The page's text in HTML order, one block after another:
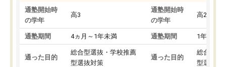
通塾開始時
の学年
高3
通塾期間 4ヵ月～1年未満
通った目的
総合型選抜・学校推薦
型選抜対策
通塾開始時
の学年
高2
通塾期間 1年以上
通った目的
総合型選
型選抜対